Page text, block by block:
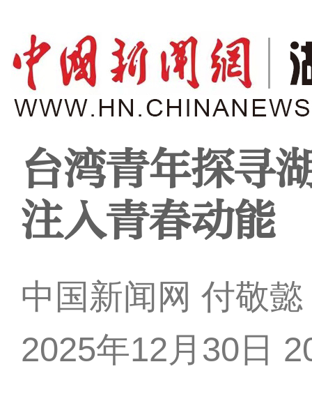
台湾青年探寻
注入青春动能
中国新闻网 付敬懿
2025年12月30日